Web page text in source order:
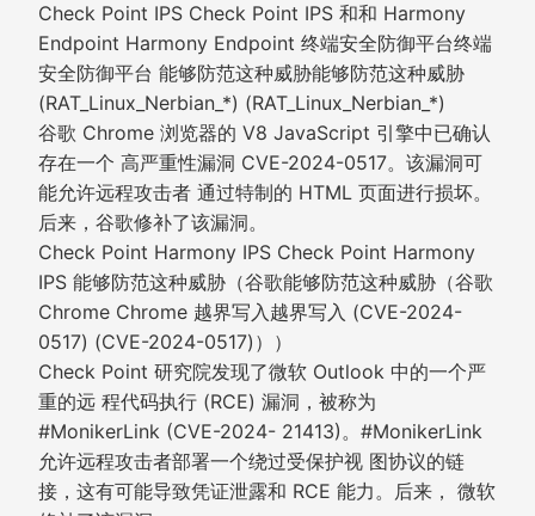
Check Point IPS Check Point IPS 和和 Harmony
Endpoint Harmony Endpoint 终端安全防御平台终端
安全防御平台 能够防范这种威胁能够防范这种威胁
(RAT_Linux_Nerbian_*) (RAT_Linux_Nerbian_*)
谷歌 Chrome 浏览器的 V8 JavaScript 引擎中已确认
存在一个 高严重性漏洞 CVE-2024-0517。该漏洞可
能允许远程攻击者 通过特制的 HTML 页面进行损坏。
后来，谷歌修补了该漏洞。
Check Point Harmony IPS Check Point Harmony
IPS 能够防范这种威胁（谷歌能够防范这种威胁（谷歌
Chrome Chrome 越界写入越界写入 (CVE-2024-
0517) (CVE-2024-0517)））
Check Point 研究院发现了微软 Outlook 中的一个严
重的远 程代码执行 (RCE) 漏洞，被称为
#MonikerLink (CVE-2024- 21413)。#MonikerLink
允许远程攻击者部署一个绕过受保护视 图协议的链
接，这有可能导致凭证泄露和 RCE 能力。后来， 微软